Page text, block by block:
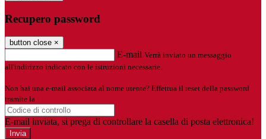
Recupero password
button close ×
E-mail Verrà inviato un messaggio
all'indirizzo indicato con le istruzioni necessarie.
Non hai una e-mail associata al nome utente? Effettua il reset della password
tramite la
E-mail inviata, si prega di controllare la casella di posta elettronica!